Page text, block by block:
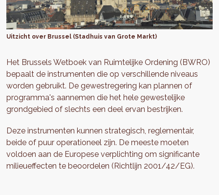
Uitzicht over Brussel (Stadhuis van Grote Markt)
Het Brussels Wetboek van Ruimtelijke Ordening (BWRO)
bepaalt de instrumenten die op verschillende niveaus
worden gebruikt. De gewestregering kan plannen of
programma's aannemen die het hele gewestelijke
grondgebied of slechts een deel ervan bestrijken.
Deze instrumenten kunnen strategisch, reglementair,
beide of puur operationeel zijn. De meeste moeten
voldoen aan de Europese verplichting om significante
milieueffecten te beoordelen (Richtlijn 2001/42/EG).